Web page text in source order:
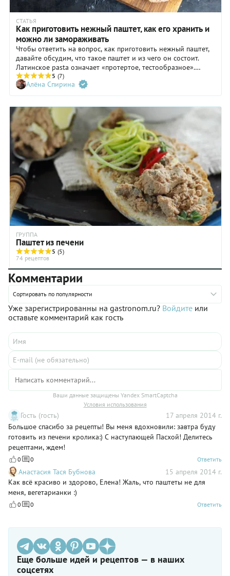
СТАТЬЯ
Как приготовить нежный паштет, как его хранить и
можно ли замораживать
Чтобы ответить на вопрос, как приготовить нежный паштет,
давайте обсудим, что такое паштет и из чего он состоит.
Латинское pasta означает «протертое, тестообразное».
Получается, что паштетом справедливо назвать любое блюдо
из заранее приготовленных продуктов, превращенных в
единую пастообразную массу. Чтобы эта масса была
настолько пластичной, что ее можно нарезать и намазывать,
к основному продукту добавляют какой-либо жир, а для
вкуса и запаха приправляют специями и пряностями. Вот и
получается, что любой паштет состоит из 3 частей:
основного ингредиента, жира и вкусоароматических
добавок.
5 (7)
Алёна Спирина
ГРУППА
Паштет из печени
5 (5)
74 рецептов
Комментарии
Сортировать по популярности
Уже зарегистрированны на gastronom.ru? Войдите или
оставьте комментарий как гость
Ваши данные защищены Yandex SmartCaptcha
Условия использования
Гость (гость)
17 апреля 2014 г.
Большое спасибо за рецепты! Вы меня вдохновили: завтра буду
готовить из печени кролика:) С наступающей Пасхой! Делитесь
рецептами, ждем!
0 0 Ответить
Анастасия Тася Бубнова
15 апреля 2014 г.
Как всё красиво и здорово, Елена! Жаль, что паштеты не для
меня, вегетарианки :)
0 0 Ответить
Еще больше идей и рецептов — в наших
соцсетях